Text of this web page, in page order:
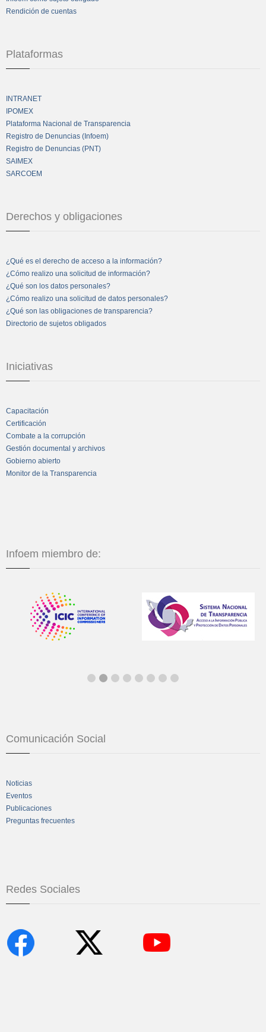
Rendición de cuentas
Plataformas
INTRANET
IPOMEX
Plataforma Nacional de Transparencia
Registro de Denuncias (Infoem)
Registro de Denuncias (PNT)
SAIMEX
SARCOEM
Derechos y obligaciones
¿Qué es el derecho de acceso a la información?
¿Cómo realizo una solicitud de información?
¿Qué son los datos personales?
¿Cómo realizo una solicitud de datos personales?
¿Qué son las obligaciones de transparencia?
Directorio de sujetos obligados
Iniciativas
Capacitación
Certificación
Combate a la corrupción
Gestión documental y archivos
Gobierno abierto
Monitor de la Transparencia
Infoem miembro de:
Comunicación Social
Noticias
Eventos
Publicaciones
Preguntas frecuentes
Redes Sociales